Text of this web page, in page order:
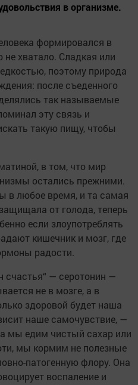
в организме.
формировался в
не хватало. Сладкая или
поэтому природа
после съеденного
так называемые
эту связь и
такую пищу, чтобы
в том, что мир
остались прежними.
в любое время, и та самая
от голода, теперь
если злоупотреблять
кишечник и мозг, где
радости.
счастья“ — серотонин —
не в мозге, а в
здоровой будет наша
наше самочувствие, —
мы едим чистый сахар или
мы кормим не полезные
патогенную флору. Она
воспаление и